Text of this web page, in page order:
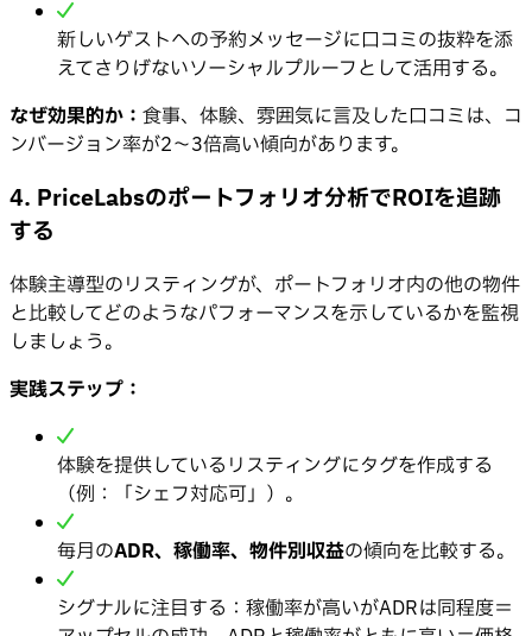
新しいゲストへの予約メッセージに口コミの抜粋を添
えてさりげないソーシャルプルーフとして活用する。
なぜ効果的か： 食事、体験、雰囲気に言及した口コミは、コ
ンバージョン率が2〜3倍高い傾向があります。
4. PriceLabsのポートフォリオ分析でROIを追跡
する
体験主導型のリスティングが、ポートフォリオ内の他の物件
と比較してどのようなパフォーマンスを示しているかを監視
しましょう。
実践ステップ：
体験を提供しているリスティングにタグを作成する
（例：「シェフ対応可」）。
毎月のADR、稼働率、物件別収益の傾向を比較する。
シグナルに注目する：稼働率が高いがADRは同程度＝